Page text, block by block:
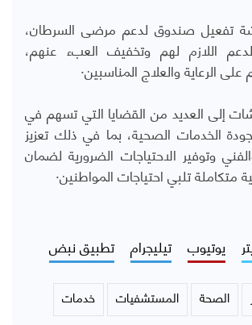
تفعيل صندوق لدعم مرضى السرطان،
اللازم لهم وتخفيف العبء عنهم،
الرعاية والعلاج المناسبين·
إلى العديد من القضايا التي تسهم في
الخدمات الصحية، بما في ذلك تعزيز
وتوفير الاحتياجات الضرورية لضمان
متكاملة تلبي احتياجات المواطنين·
يوتيوب تيليجرام تطبيق نبض
الصحة المستشفيات خدمات